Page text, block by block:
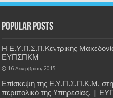
Popular Posts
Η Ε.Υ.Π.Σ.Π.Κεντρικής
ΕΥΠΣΠΚΜ
16 Δεκεμβρίου, 2015
Επίσκεψη της Ε.Υ.Π.Σ.Π.Κ.Μ. στην
περιπολικό της Υπηρεσίας. |